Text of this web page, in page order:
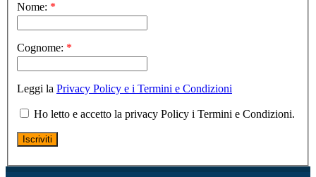
Nome: *
Cognome: *
Leggi la Privacy Policy e i Termini e Condizioni
Ho letto e accetto la privacy Policy i Termini e Condizioni.